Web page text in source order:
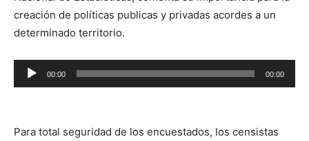
creación de políticas publicas y privadas acordes a un
determinado territorio.
Reproductor
de
00:00 00:00
Para total seguridad de los encuestados, los censistas